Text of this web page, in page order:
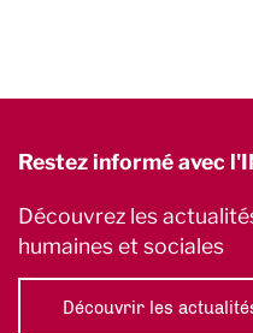
Restez informé avec
Découvrez les
humaines et sociales
Découvrir les